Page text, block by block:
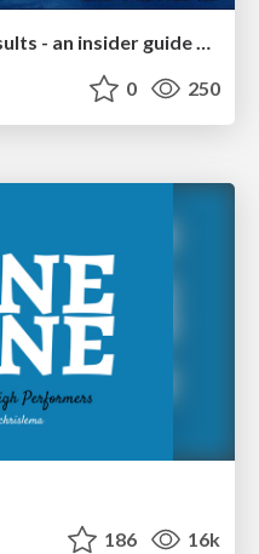
Dominate Local Search Results - an insider guide to GBP, reviews, and Local SEO
0 250
186 16k